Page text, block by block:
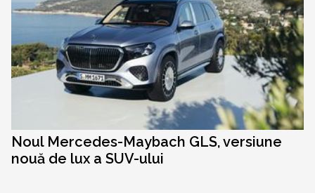
Noul Mercedes-Maybach GLS, versiune
nouă de lux a SUV-ului